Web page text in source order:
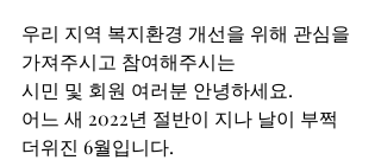
우리 지역 복지환경 개선을 위해 관심을
가져주시고 참여해주시는
시민 및 회원 여러분 안녕하세요.
어느 새 2022년 절반이 지나 날이 부쩍
더위진 6월입니다.